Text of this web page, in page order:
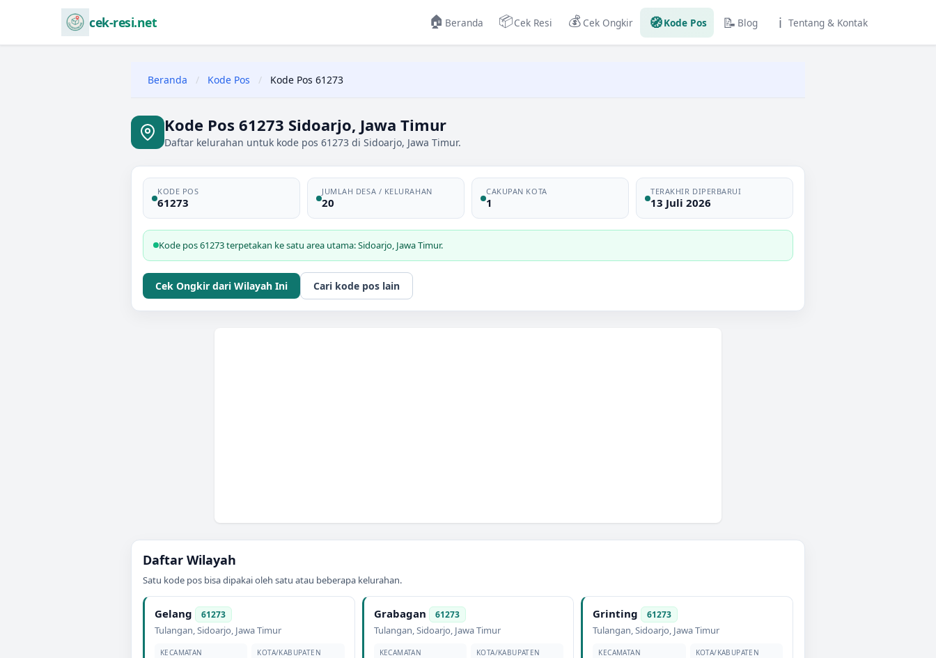
cek-resi.net 🏠 Beranda 📦Cek Resi 💰 Cek Ongkir 🧭Kode Pos 📝 Blog ℹ️ Tentang & Kontak
Beranda / Kode Pos / Kode Pos 61273
Kode Pos 61273 Sidoarjo, Jawa Timur
Daftar kelurahan untuk kode pos 61273 di Sidoarjo, Jawa Timur.
KODE POS
61273
JUMLAH DESA / KELURAHAN
20
CAKUPAN KOTA
1
TERAKHIR DIPERBARUI
13 Juli 2026
Kode pos 61273 terpetakan ke satu area utama: Sidoarjo, Jawa Timur.
Cek Ongkir dari Wilayah Ini Cari kode pos lain
Daftar Wilayah
Satu kode pos bisa dipakai oleh satu atau beberapa kelurahan.
Gelang 61273
Tulangan,Sidoarjo, Jawa Timur
KECAMATAN KOTA/KABUPATEN
Grabagan 61273
Tulangan,Sidoarjo, Jawa Timur
KECAMATAN KOTA/KABUPATEN
Grinting 61273
Tulangan,Sidoarjo, Jawa Timur
KECAMATAN KOTA/KABUPATEN